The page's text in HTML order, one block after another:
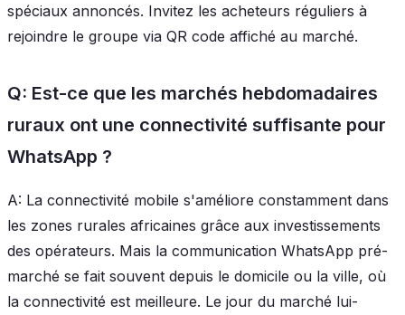
spéciaux annoncés. Invitez les acheteurs réguliers à
rejoindre le groupe via QR code affiché au marché.
Q: Est-ce que les marchés hebdomadaires
ruraux ont une connectivité suffisante pour
WhatsApp ?
A: La connectivité mobile s'améliore constamment dans
les zones rurales africaines grâce aux investissements
des opérateurs. Mais la communication WhatsApp pré-
marché se fait souvent depuis le domicile ou la ville, où
la connectivité est meilleure. Le jour du marché lui-